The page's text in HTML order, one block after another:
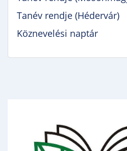
Tanév rendje (Hédervár)
Köznevelési naptár